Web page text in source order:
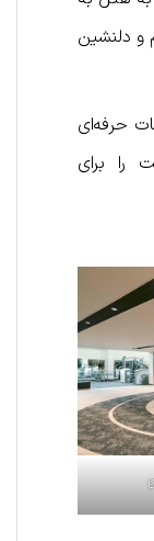
و دلنشین
حرفه‌ای
را برای